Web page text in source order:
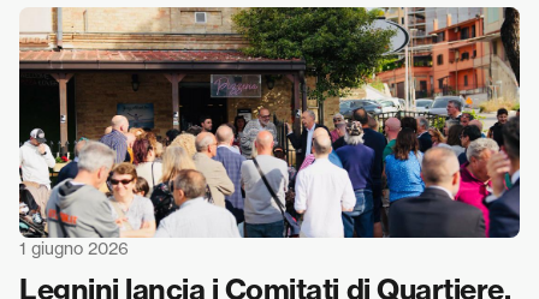
1 giugno 2026
Legnini lancia i Comitati di Quartiere.